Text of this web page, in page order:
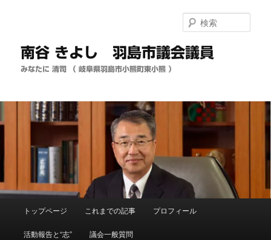
移
南谷 きよし 羽島市議会議員
みなたに 清司 （ 岐阜県羽島市小熊町東小熊 ）
索
トップページ これまでの記事 プロフィール
活動報告と“志” 議会一般質問